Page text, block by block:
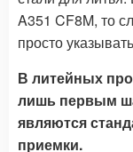
A351 CF8M, то
просто
В литейных
лишь первым
являются
приемки.